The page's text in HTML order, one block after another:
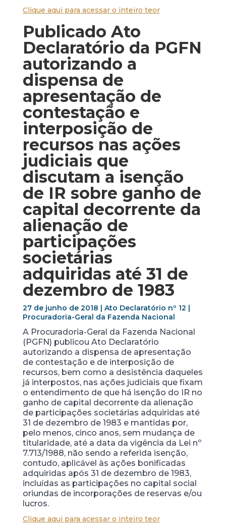
Clique aqui para acessar o inteiro teor
Publicado Ato
Declaratório da PGFN
autorizando a
dispensa de
apresentação de
contestação e
interposição de
recursos nas ações
judiciais que
discutam a isenção
de IR sobre ganho de
capital decorrente da
alienação de
participações
societárias
adquiridas até 31 de
dezembro de 1983
27 de junho de 2018 | Ato Declaratório nº 12 |
Procuradoria-Geral da Fazenda Nacional
A Procuradoria-Geral da Fazenda Nacional
(PGFN) publicou Ato Declaratório
autorizando a dispensa de apresentação
de contestação e de interposição de
recursos, bem como a desistência daqueles
já interpostos, nas ações judiciais que fixam
o entendimento de que há isenção do IR no
ganho de capital decorrente da alienação
de participações societárias adquiridas até
31 de dezembro de 1983 e mantidas por,
pelo menos, cinco anos, sem mudança de
titularidade, até a data da vigência da Lei nº
7.713/1988, não sendo a referida isenção,
contudo, aplicável às ações bonificadas
adquiridas após 31 de dezembro de 1983,
incluídas as participações no capital social
oriundas de incorporações de reservas e/ou
lucros.
Clique aqui para acessar o inteiro teor